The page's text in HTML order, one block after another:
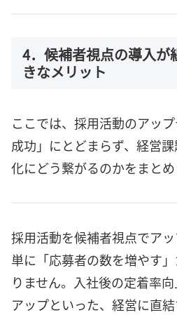
4．候補者視点の導入が
きなメリット
ここでは、採用活動のアッ
成功」にとどまらず、経営
化にどう繋がるのかをまとめ
採用活動を候補者視点でアッ
単に「応募者の数を増やす
りません。入社後の定着率
アップといった、経営に直